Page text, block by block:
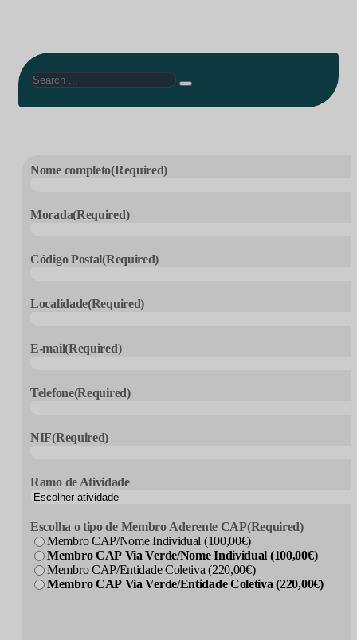
Search
Nome completo(Required)
Morada(Required)
Código Postal(Required)
Localidade(Required)
E-mail(Required)
Telefone(Required)
NIF(Required)
Ramo de Atividade
Escolha o tipo de Membro Aderente CAP(Required)
Membro CAP/Nome Individual (100,00€)
Membro CAP Via Verde/Nome Individual (100,00€)
Membro CAP/Entidade Coletiva (220,00€)
Membro CAP Via Verde/Entidade Coletiva (220,00€)